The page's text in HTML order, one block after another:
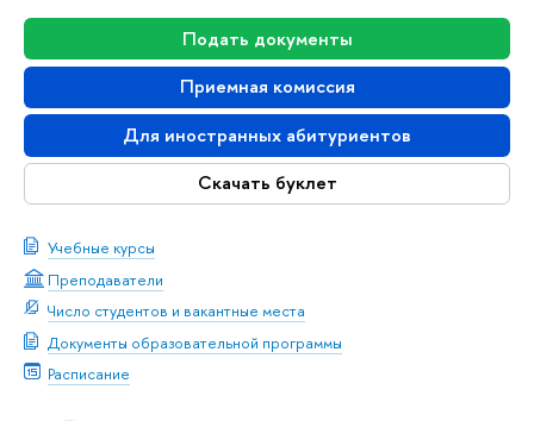
Подать документы
Приемная комиссия
Для иностранных абитуриентов
Скачать буклет
Учебные курсы
Преподаватели
Число студентов и вакантные места
Документы образовательной программы
Расписание